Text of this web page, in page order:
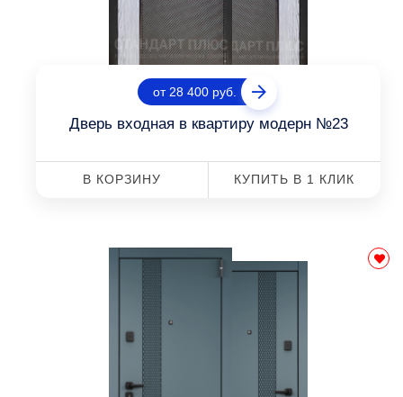
от 28 400 руб.
Дверь входная в квартиру модерн №23
В КОРЗИНУ КУПИТЬ В 1 КЛИК